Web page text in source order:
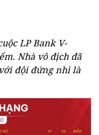
LP Bank V-
Nhà vô địch đã
đội đứng nhì là